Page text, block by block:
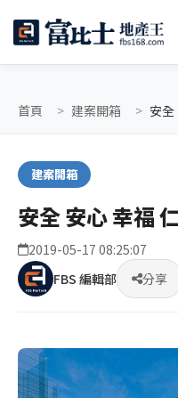
首頁 建案開箱 安全
建案開箱
安全 安心 幸福
2019-05-17 08:25:07
FBS 編輯部
分享